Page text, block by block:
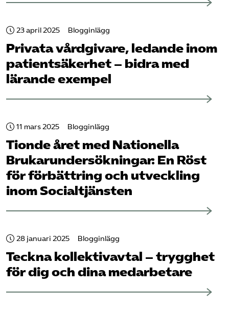
23 april 2025 Blogginlägg
Privata vårdgivare, ledande inom
patient­säkerhet – bidra med
lärande exempel
11 mars 2025 Blogginlägg
Tionde året med Nationella
Brukar­undersökningar: En Röst
för förbättring och utveckling
inom Socialtjänsten
28 januari 2025 Blogginlägg
Teckna kollektivavtal – trygghet
för dig och dina medarbetare